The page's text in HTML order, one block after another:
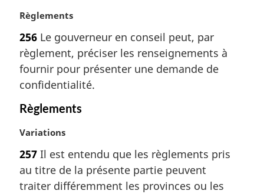
a
l
e
:
N
t
e
m
a
g
n
l
e
:
Règlements
256 Le gouverneur en conseil peut, par
règlement, préciser les renseignements à
fournir pour présenter une demande de
confidentialité.
Règlements
N
t
e
m
Variations
257 Il est entendu que les règlements pris
au titre de la présente partie peuvent
traiter différemment les provinces ou les